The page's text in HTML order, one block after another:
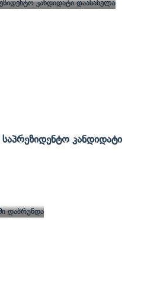
Საპრეზიდენტო Კანდიდატი